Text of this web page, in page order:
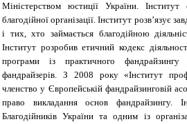
Міністерством юстиції України.
благодійної організації. Інститут розв’язує
і тих, хто займається благодійною
Інститут розробив етичний кодекс
програми із практичного фандрайзингу
фандрайзерів. З 2008 року «Інститут
членство у Європейській фандрайзинговій
право викладання основ фандрайзингу.
Благодійників України та одним із